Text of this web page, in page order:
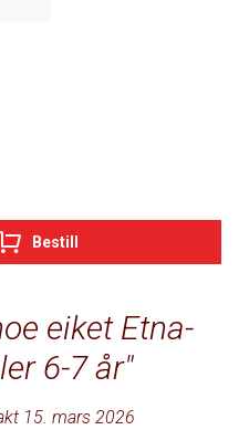
eiket Etna-
6-7 år
15. mars 2026
Bestill